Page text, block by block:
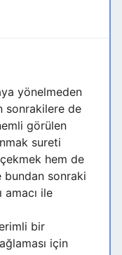
yönelmeden
sonrakilere de
görülen
sureti
hem de
sonraki
amacı ile
bir
için